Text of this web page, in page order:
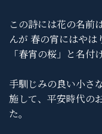
この詩には花の名前
んが 春の宵にはや
「春宵の桜」と名付
手馴じみの良い小さ
施して、平安時代の
た。